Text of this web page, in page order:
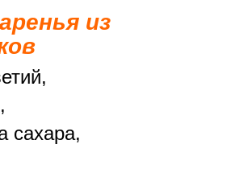
из
сахара,